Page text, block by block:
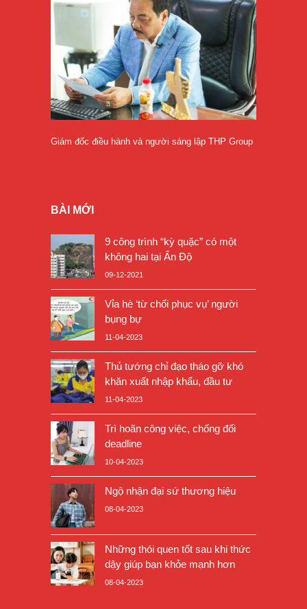
Giám đốc điều hành và người sáng lập THP Group
BÀI MỚI
9 công trình “kỳ quặc” có một
không hai tại Ấn Độ
09-12-2021
Vỉa hè ‘từ chối phục vụ’ người
bụng bự
11-04-2023
Thủ tướng chỉ đạo tháo gỡ khó
khăn xuất nhập khẩu, đầu tư
11-04-2023
Trì hoãn công việc, chống đối
deadline
10-04-2023
Ngộ nhận đại sứ thương hiệu
08-04-2023
Những thói quen tốt sau khi thức
dậy giúp bạn khỏe mạnh hơn
08-04-2023